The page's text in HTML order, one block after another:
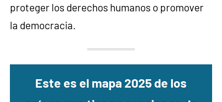
proteger los derechos humanos o promover
la democracia.
Este es el mapa 2025 de los